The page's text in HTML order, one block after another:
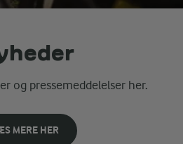
og pressemeddelelser her.
MERE HER